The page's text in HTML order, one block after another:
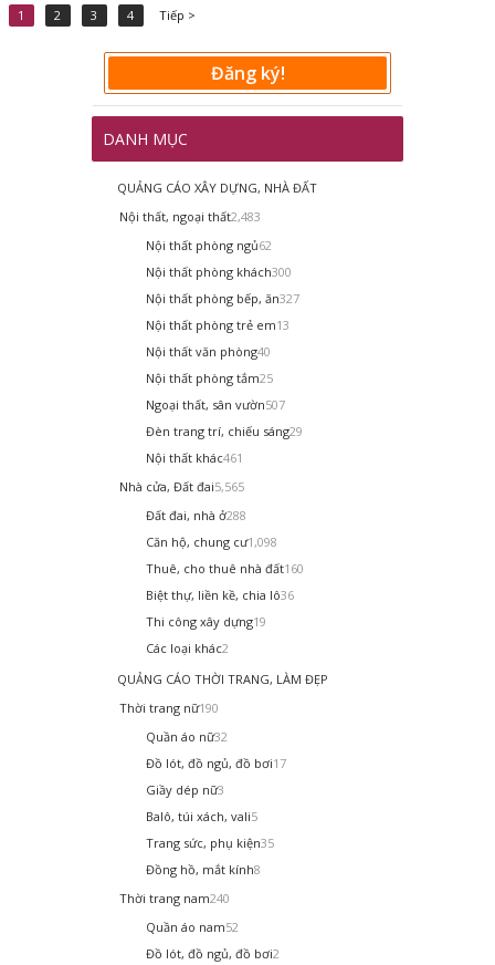
1 2 3 4 Tiếp >
Đăng ký!
DANH MỤC
QUẢNG CÁO XÂY DỰNG, NHÀ ĐẤT
Nội thất, ngoại thất2,483
Nội thất phòng ngủ62
Nội thất phòng khách300
Nội thất phòng bếp, ăn327
Nội thất phòng trẻ em13
Nội thất văn phòng40
Nội thất phòng tắm25
Ngoại thất, sân vườn507
Đèn trang trí, chiếu sáng29
Nội thất khác461
Nhà cửa, Đất đai5,565
Đất đai, nhà ở288
Căn hộ, chung cư1,098
Thuê, cho thuê nhà đất160
Biệt thự, liền kề, chia lô36
Thi công xây dựng19
Các loại khác2
QUẢNG CÁO THỜI TRANG, LÀM ĐẸP
Thời trang nữ190
Quần áo nữ32
Đồ lót, đồ ngủ, đồ bơi17
Giầy dép nữ3
Balô, túi xách, vali5
Trang sức, phụ kiện35
Đồng hồ, mắt kính8
Thời trang nam240
Quần áo nam52
Đồ lót, đồ ngủ, đồ bơi2